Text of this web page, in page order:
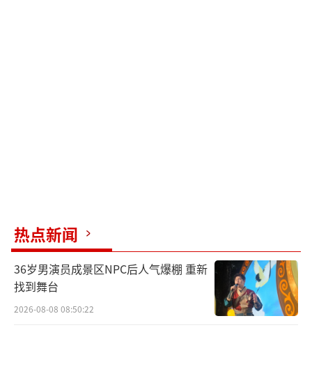
热点新闻
36岁男演员成景区NPC后人气爆棚 重新
找到舞台
2026-08-08 08:50:22